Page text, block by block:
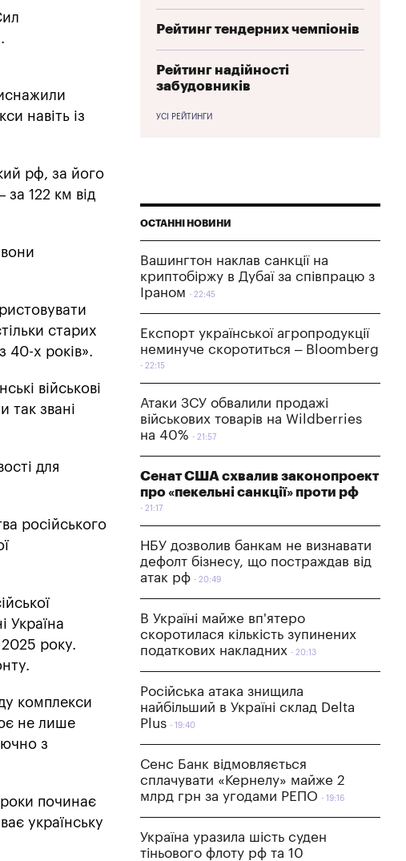
навіть із
рф, за його
122 км від
старих
40-х років».
військові
так звані
для
російського
Україна
року.
комплекси
не лише
з
починає
українську
Рейтинг тендерних чемпіонів
Рейтинг надійності
забудовників
УСІ РЕЙТИНГИ
ОСТАННІ НОВИНИ
Вашингтон наклав санкції на
криптобіржу в Дубаї за співпрацю з
Іраном
22:45
Експорт української агропродукції
неминуче скоротиться – Bloomberg
22:15
Атаки ЗСУ обвалили продажі
військових товарів на Wildberries
на 40%
21:57
Сенат США схвалив законопроект
про «пекельні санкції» проти рф
21:17
НБУ дозволив банкам не визнавати
дефолт бізнесу, що постраждав від
атак рф
20:49
В Україні майже вп'ятеро
скоротилася кількість зупинених
податкових накладних
20:13
Російська атака знищила
найбільший в Україні склад Delta
Plus
19:40
Сенс Банк відмовляється
сплачувати «Кернелу» майже 2
млрд грн за угодами РЕПО
19:16
Україна уразила шість суден
тіньового флоту рф та 10